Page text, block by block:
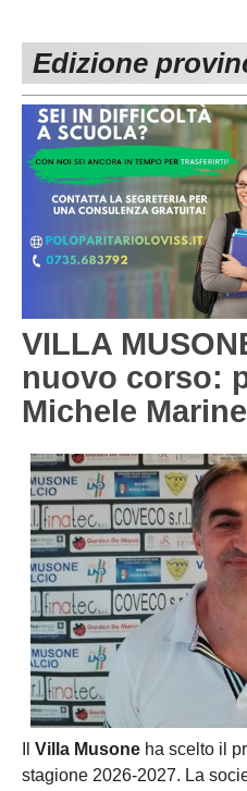
1^ CATEGORIA
2^ CATEGORIA
3^ CATEGORIA
GIOVANILI
Edizione
VILLA
nuovo corso:
Michele
Villa Musone ha scelto il
stagione 2026-2027. La